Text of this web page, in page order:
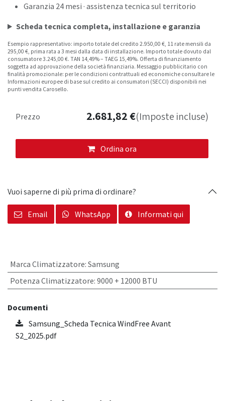
Garanzia 24 mesi · assistenza tecnica sul territorio
Scheda tecnica completa, installazione e garanzia
Esempio rappresentativo: importo totale del credito 2.950,00 €, 11 rate mensili da
295,00 €, prima rata a 3 mesi dalla data di installazione. Importo totale dovuto dal
consumatore 3.245,00 €. TAN 14,49% – TAEG 15,49%. Offerta di finanziamento
soggetta ad approvazione della società finanziaria. Messaggio pubblicitario con
finalità promozionale: per le condizioni contrattuali ed economiche consultare le
Informazioni europee di base sul credito ai consumatori (SECCI) disponibili nei
punti vendita Carosello.
Ordina ora
Prezzo 2.681,82€(Imposte incluse)
Vuoi saperne di più prima di ordinare?
Email WhatsApp Informati qui
Marca Climatizzatore: Samsung
Potenza Climatizzatore: 9000 + 12000 BTU
Documenti
Samsung_Scheda Tecnica WindFree Avant
S2_2025.pdf